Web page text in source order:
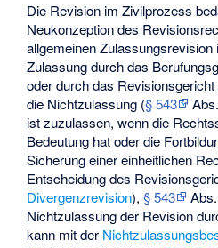
Die Revision im Zivilprozess
Neukonzeption des
allgemeinen Zulassungsrevision
Zulassung durch das
oder durch das
die Nichtzulassung (§ 543
ist zuzulassen, wenn die
Bedeutung hat oder die
Sicherung einer einheitlichen
Entscheidung des
Divergenzrevision),§ 543
Nichtzulassung der Revision
kann mit der